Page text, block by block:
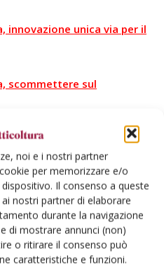
noi e i nostri partner
per memorizzare e/o
Il consenso a queste
nostri partner di elaborare
durante la navigazione
di mostrare annunci (non)
o ritirare il consenso può
caratteristiche e funzioni.
innovazione unica via per il
scommettere sul
il miglioramento genetico
le tecniche colturali per